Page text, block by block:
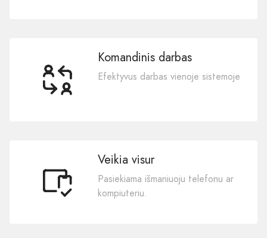
Komandinis darbas
Efektyvus darbas vienoje sistemoje
Veikia visur
Pasiekiama išmaniuoju telefonu ar
kompiuteriu.